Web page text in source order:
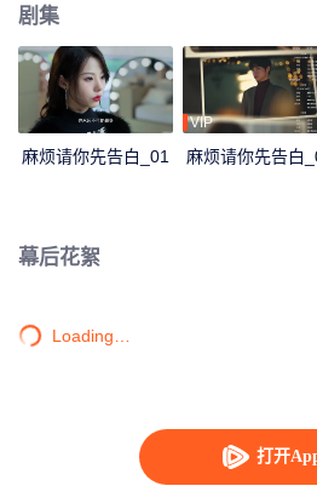
打开
剧集
麻烦请你先告白_01
VIP
麻烦请你先告白
幕后花絮
Loading…